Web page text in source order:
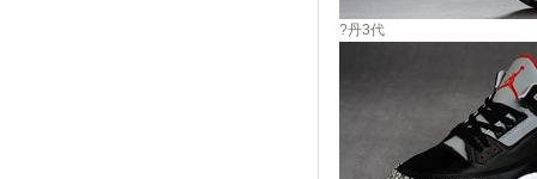
?丹3代